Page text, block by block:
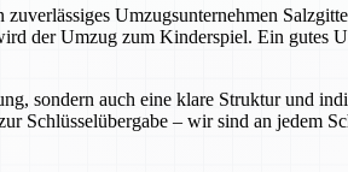
Umzugsunternehmen
der Umzug zum Kinderspiel. Ein
sondern auch eine klare Struktur und
Schlüsselübergabe – wir sind an jedem